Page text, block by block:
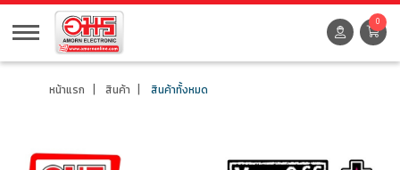
0
หน้าแรก สินค้า สินค้าทั้งหมด